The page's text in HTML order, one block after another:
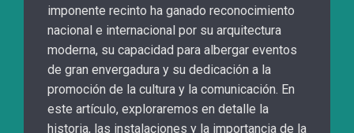
imponente recinto ha ganado reconocimiento
nacional e internacional por su arquitectura
moderna, su capacidad para albergar eventos
de gran envergadura y su dedicación a la
promoción de la cultura y la comunicación. En
este artículo, exploraremos en detalle la
historia, las instalaciones y la importancia de la